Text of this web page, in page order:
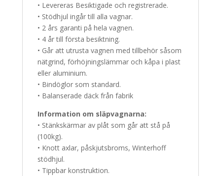
• Levereras Besiktigade och registrerade.
• Stödhjul ingår till alla vagnar.
• 2 års garanti på hela vagnen.
• 4 år till första besiktning.
• Går att utrusta vagnen med tillbehör såsom
nätgrind, förhöjningslämmar och kåpa i plast
eller aluminium.
• Bindöglor som standard.
• Balanserade däck från fabrik
Information om släpvagnarna:
• Stänkskärmar av plåt som går att stå på
(100kg).
• Knott axlar, påskjutsbroms, Winterhoff
stödhjul.
• Tippbar konstruktion.